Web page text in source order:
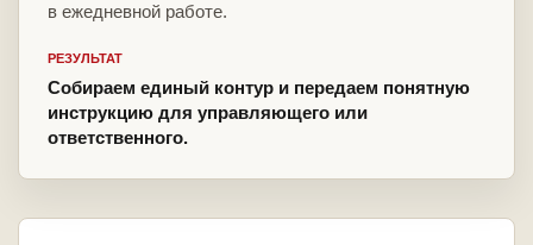
в ежедневной работе.
РЕЗУЛЬТАТ
Собираем единый контур и передаем понятную
инструкцию для управляющего или
ответственного.